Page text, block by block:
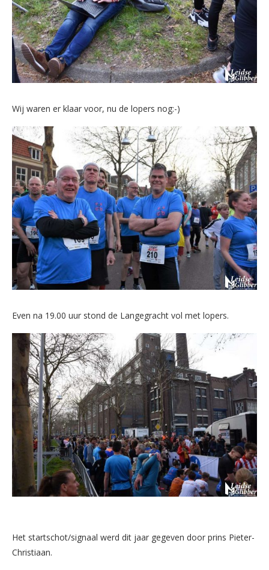
Wij waren er klaar voor, nu de lopers nog:-)
Even na 19.00 uur stond de Langegracht vol met lopers.
Het startschot/signaal werd dit jaar gegeven door prins Pieter-
Christiaan.